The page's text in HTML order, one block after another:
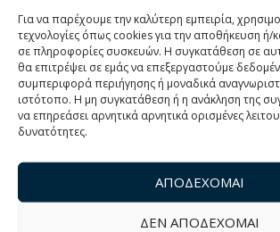
Για να παρέχουμε την καλύτερη εμπειρία,
τεχνολογίες όπως cookies για την αποθήκευση ή/
σε πληροφορίες συσκευών. Η συγκατάθεση σε
θα επιτρέψει σε εμάς να επεξεργαστούμε
συμπεριφορά περιήγησης ή μοναδικά
ιστότοπο. Η μη συγκατάθεση ή η ανάκληση της
να επηρεάσει αρνητικά αρνητικά ορισμένες
δυνατότητες.
ΑΠΟΔΕΧΟΜΑΙ
ΔΕΝ ΑΠΟΔΕΧΟΜΑΙ
Σχετικά με εμάς